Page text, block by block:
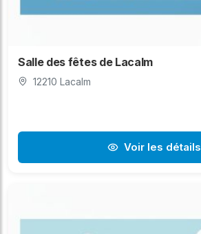
Salle des fêtes de Lacalm
12210 Lacalm
Voir les détails